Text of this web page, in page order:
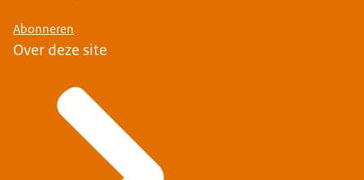
Abonneren
Over deze site